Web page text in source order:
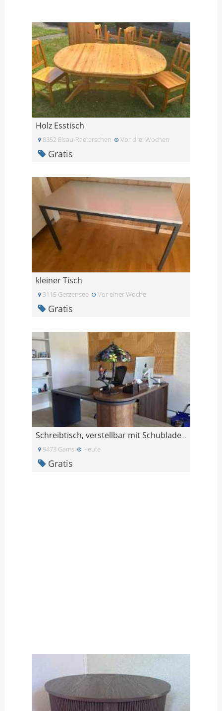
Holz Esstisch
8352 Elsau-Raeterschen Vor drei Wochen
Gratis
kleiner Tisch
3115 Gerzensee Vor einer Woche
Gratis
Schreibtisch, verstellbar mit Schubladensockel
9473 Gams Heute
Gratis